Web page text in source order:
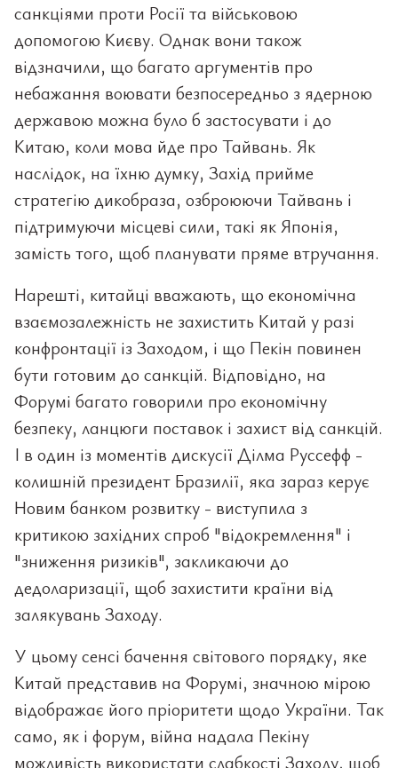
санкціями проти Росії та військовою
допомогою Києву. Однак вони також
відзначили, що багато аргументів про
небажання воювати безпосередньо з ядерною
державою можна було б застосувати і до
Китаю, коли мова йде про Тайвань. Як
наслідок, на їхню думку, Захід прийме
стратегію дикобраза, озброюючи Тайвань і
підтримуючи місцеві сили, такі як Японія,
замість того, щоб планувати пряме втручання.
Нарешті, китайці вважають, що економічна
взаємозалежність не захистить Китай у разі
конфронтації із Заходом, і що Пекін повинен
бути готовим до санкцій. Відповідно, на
Форумі багато говорили про економічну
безпеку, ланцюги поставок і захист від санкцій.
І в один із моментів дискусії Ділма Руссефф -
колишній президент Бразилії, яка зараз керує
Новим банком розвитку - виступила з
критикою західних спроб "відокремлення" і
"зниження ризиків", закликаючи до
дедоларизації, щоб захистити країни від
залякувань Заходу.
У цьому сенсі бачення світового порядку, яке
Китай представив на Форумі, значною мірою
відображає його пріоритети щодо України. Так
само, як і форум, війна надала Пекіну
можливість використати слабкості Заходу, щоб